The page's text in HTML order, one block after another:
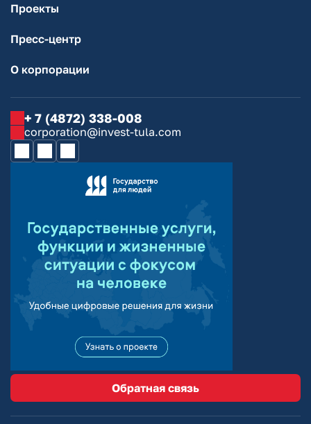
Проекты
Пресс-центр
О корпорации
+ 7 (4872) 338-008
corporation@invest-tula.com
Обратная связь